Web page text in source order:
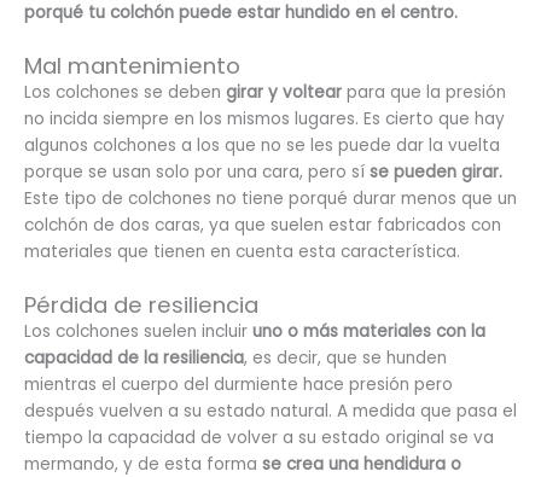
porqué tu colchón puede estar hundido en el centro.
Mal mantenimiento
Los colchones se deben girar y voltear para que la presión
no incida siempre en los mismos lugares. Es cierto que hay
algunos colchones a los que no se les puede dar la vuelta
porque se usan solo por una cara, pero sí se pueden girar.
Este tipo de colchones no tiene porqué durar menos que un
colchón de dos caras, ya que suelen estar fabricados con
materiales que tienen en cuenta esta característica.
Pérdida de resiliencia
Los colchones suelen incluir uno o más materiales con la
capacidad de la resiliencia, es decir, que se hunden
mientras el cuerpo del durmiente hace presión pero
después vuelven a su estado natural. A medida que pasa el
tiempo la capacidad de volver a su estado original se va
mermando, y de esta forma se crea una hendidura o